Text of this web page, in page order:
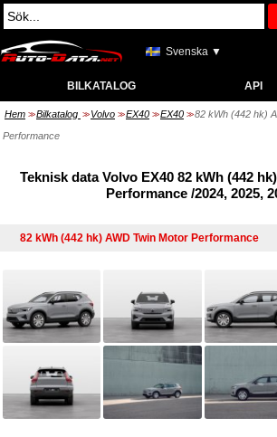
Svenska ▼
BILKATALOG API
Hem >> Bilkatalog >> Volvo >> EX40 >> EX40 >> 82 kWh (442 hk)
Performance
Teknisk data Volvo EX40 82 kWh (442
Performance /2024, 2025,